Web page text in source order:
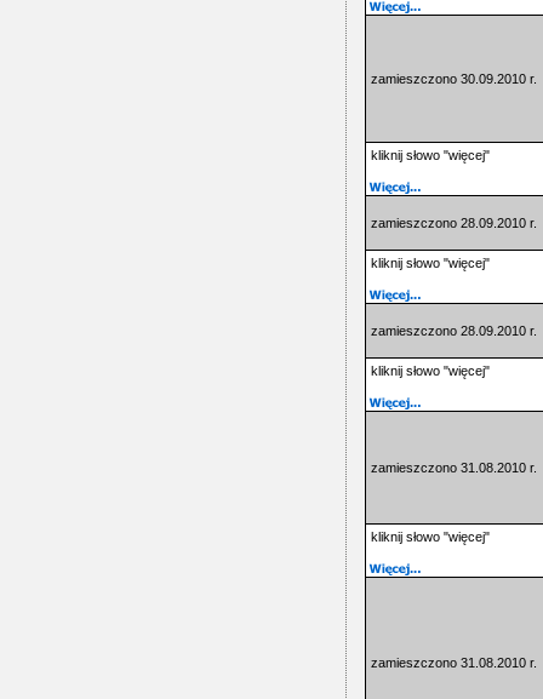
zamieszczono 30.09.2010 r.
kliknij słowo "więcej"
zamieszczono 28.09.2010 r.
kliknij słowo "więcej"
zamieszczono 28.09.2010 r.
kliknij słowo "więcej"
zamieszczono 31.08.2010 r.
kliknij słowo "więcej"
zamieszczono 31.08.2010 r.